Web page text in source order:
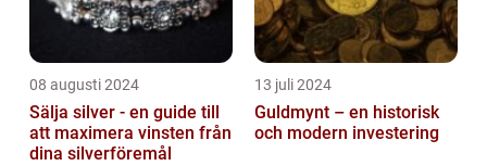
08 augusti 2024
Sälja silver - en guide till
att maximera vinsten från
dina silverföremål
13 juli 2024
Guldmynt – en historisk
och modern investering